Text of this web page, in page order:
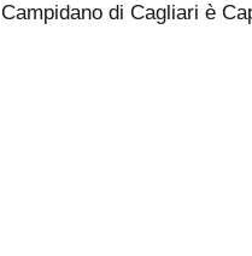
Campidano di Cagliari è